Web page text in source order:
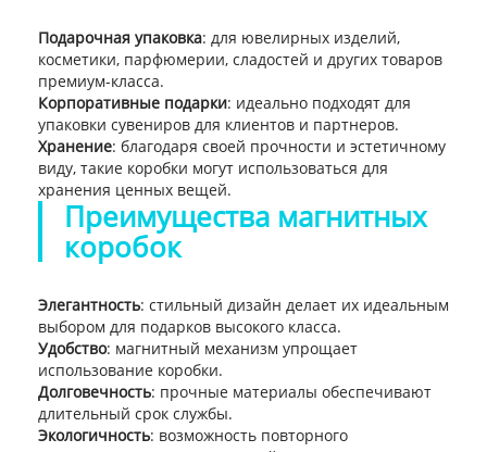
Подарочная упаковка: для ювелирных изделий,
косметики, парфюмерии, сладостей и других товаров
премиум-класса.
Корпоративные подарки: идеально подходят для
упаковки сувениров для клиентов и партнеров.
Хранение: благодаря своей прочности и эстетичному
виду, такие коробки могут использоваться для
хранения ценных вещей.
Преимущества магнитных
коробок
Элегантность: стильный дизайн делает их идеальным
выбором для подарков высокого класса.
Удобство: магнитный механизм упрощает
использование коробки.
Долговечность: прочные материалы обеспечивают
длительный срок службы.
Экологичность: возможность повторного